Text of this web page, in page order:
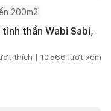
200m2
thần Wabi Sabi,
thích | 10.566 lượt xem